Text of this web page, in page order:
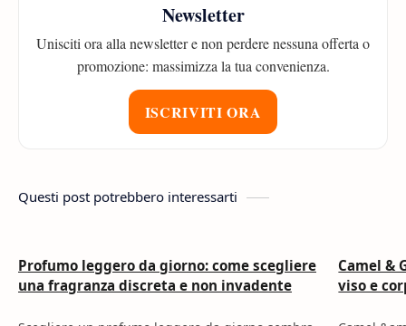
Newsletter
Unisciti ora alla newsletter e non perdere nessuna offerta o
promozione: massimizza la tua convenienza.
ISCRIVITI ORA
Questi post potrebbero interessarti
Profumo leggero da giorno: come scegliere
una fragranza discreta e non invadente
Camel &
viso e